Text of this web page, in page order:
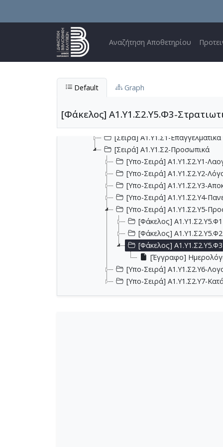
Αναζήτηση Αποθετηρίου
Default Graph
[Φάκελος] Α1.Υ1.Σ2.Υ5.Φ3-
[Υπο-Αρχείο] Α1.Υ2-Μελέτες και
[Σειρά] Α1.Υ1.Σ1-Επαγγελματικά
[Σειρά] Α1.Υ1.Σ2-Προσωπικά
[Υπο-Σειρά] Α1.Υ1.Σ2.Υ1-
[Υπο-Σειρά] Α1.Υ1.Σ2.Υ2-
[Υπο-Σειρά] Α1.Υ1.Σ2.Υ3-
[Υπο-Σειρά] Α1.Υ1.Σ2.Υ4-
[Υπο-Σειρά] Α1.Υ1.Σ2.Υ5-
[Φάκελος]
[Φάκελος]
[Φάκελος]
[Έγγραφο]
[Υπο-Σειρά] Α1.Υ1.Σ2.Υ6-
[Υπο-Σειρά] Α1.Υ1.Σ2.Υ7-